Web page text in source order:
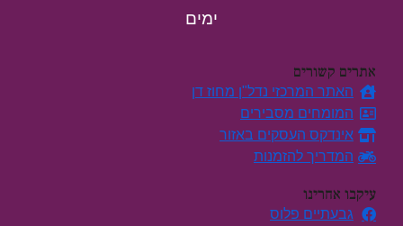
ימים
אתרים קשורים
האתר המרכזי נדל"ן מחוז דן
המומחים מסבירים
אינדקס העסקים באזור
המדריך להזמנות
עיקבו אחרינו
גבעתיים פלוס